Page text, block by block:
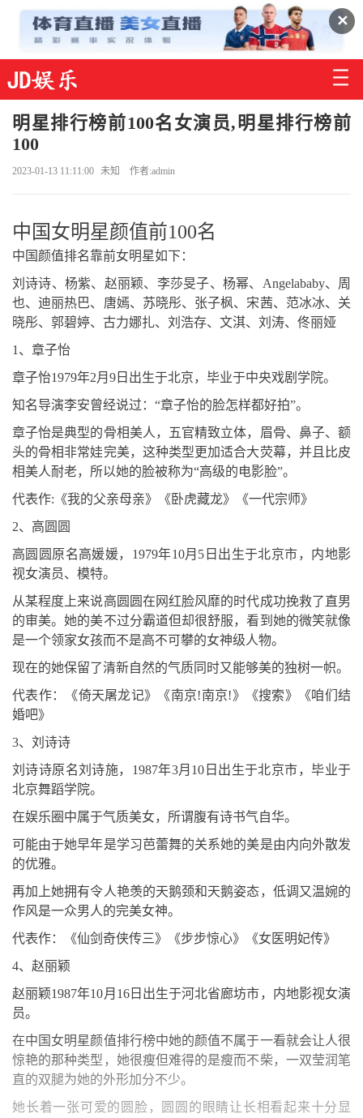
✕
明星排行榜前100名女演员,明星排行榜前
100
2023-01-13 11:11:00 未知 作者:admin
中国女明星颜值前100名
中国颜值排名靠前女明星如下：
刘诗诗、杨紫、赵丽颖、李莎旻子、杨幂、Angelababy、周
也、迪丽热巴、唐嫣、苏晓彤、张子枫、宋茜、范冰冰、关
晓彤、郭碧婷、古力娜扎、刘浩存、文淇、刘涛、佟丽娅
1、章子怡
章子怡1979年2月9日出生于北京，毕业于中央戏剧学院。
知名导演李安曾经说过：“章子怡的脸怎样都好拍”。
章子怡是典型的骨相美人，五官精致立体，眉骨、鼻子、额
头的骨相非常娃完美，这种类型更加适合大荧幕，并且比皮
相美人耐老，所以她的脸被称为“高级的电影脸”。
代表作:《我的父亲母亲》《卧虎藏龙》《一代宗师》
2、高圆圆
高圆圆原名高媛媛，1979年10月5日出生于北京市，内地影
视女演员、模特。
从某程度上来说高圆圆在网红脸风靡的时代成功挽救了直男
的审美。她的美不过分霸道但却很舒服，看到她的微笑就像
是一个领家女孩而不是高不可攀的女神级人物。
现在的她保留了清新自然的气质同时又能够美的独树一帜。
代表作：《倚天屠龙记》《南京!南京!》《搜索》《咱们结
婚吧》
3、刘诗诗
刘诗诗原名刘诗施，1987年3月10日出生于北京市，毕业于
北京舞蹈学院。
在娱乐圈中属于气质美女，所谓腹有诗书气自华。
可能由于她早年是学习芭蕾舞的关系她的美是由内向外散发
的优雅。
再加上她拥有令人艳羡的天鹅颈和天鹅姿态，低调又温婉的
作风是一众男人的完美女神。
代表作：《仙剑奇侠传三》《步步惊心》《女医明妃传》
4、赵丽颖
赵丽颖1987年10月16日出生于河北省廊坊市，内地影视女演
员。
在中国女明星颜值排行榜中她的颜值不属于一看就会让人很
惊艳的那种类型，她很瘦但难得的是瘦而不柴，一双莹润笔
直的双腿为她的外形加分不少。
她长着一张可爱的圆脸，圆圆的眼睛让长相看起来十分显